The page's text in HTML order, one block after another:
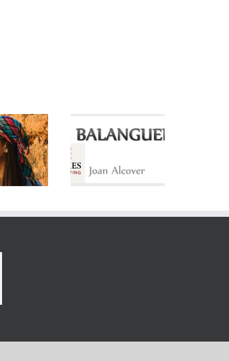
conmemora los
100 años de la
de La
con un acto
participativo